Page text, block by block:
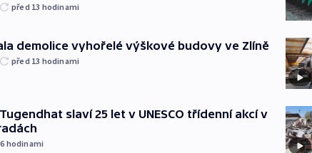
před 13 hodinami
demolice vyhořelé výškové budovy ve Zlíně
před 13 hodinami
slaví 25 let v UNESCO třídenní akcí v
hodinami